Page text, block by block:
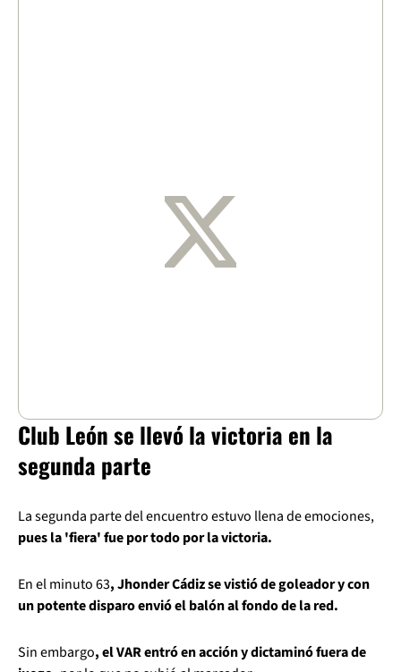
Club León se llevó la victoria en la
segunda parte
La segunda parte del encuentro estuvo llena de emociones,
pues la 'fiera' fue por todo por la victoria.
En el minuto 63, Jhonder Cádiz se vistió de goleador y con
un potente disparo envió el balón al fondo de la red.
Sin embargo, el VAR entró en acción y dictaminó fuera de